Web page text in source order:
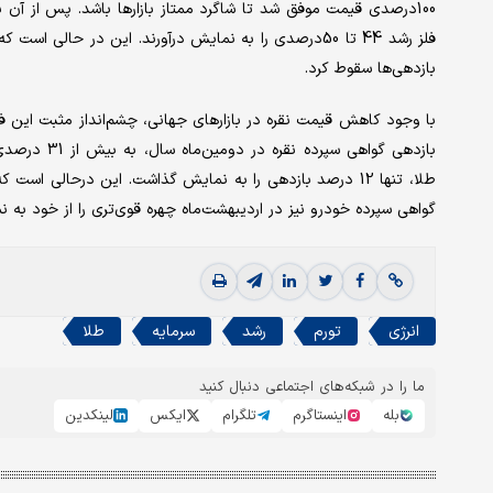
100درصدی قیمت موفق شد تا شاگرد ممتاز بازارها باشد. پس
بازدهی‌ها سقوط کرد.
با وجود کاهش قیمت نقره در بازارهای جهانی، چشم‌انداز مثبت
بازدهی
گواهی سپرده خودرو نیز در اردیبهشت‌ماه چهره قوی‌تری را از خود به نمایش
انرژی تورم رشد سرمایه طلا
ما را در شبکه‌های اجتماعی دنبال کنید
بله
اینستاگرم تلگرام ایکس لینکدین